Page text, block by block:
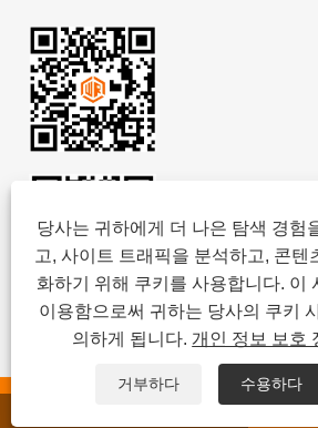
당사는 귀하에게 더 나은 탐색 경험
고, 사이트 트래픽을 분석하고, 콘텐
화하기 위해 쿠키를 사용합니다. 이
이용함으로써 귀하는 당사의 쿠키
의하게 됩니다. 개인 정보 보호
거부하다 수용하다
웨이팡 진멍 준설기 유한회